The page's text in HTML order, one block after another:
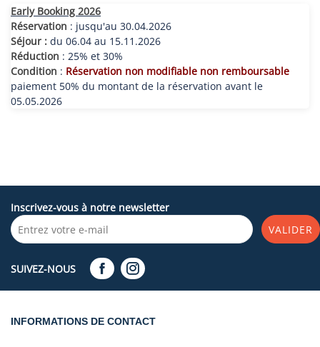
Early Booking 2026
Réservation : jusqu'au 30.04.2026
Séjour : du 06.04 au 15.11.2026
Réduction : 25% et 30%
Condition : Réservation non modifiable non remboursable
paiement 50% du montant de la réservation avant le
05.05.2026
Inscrivez-vous à notre newsletter
VALIDER
SUIVEZ-NOUS
INFORMATIONS DE CONTACT